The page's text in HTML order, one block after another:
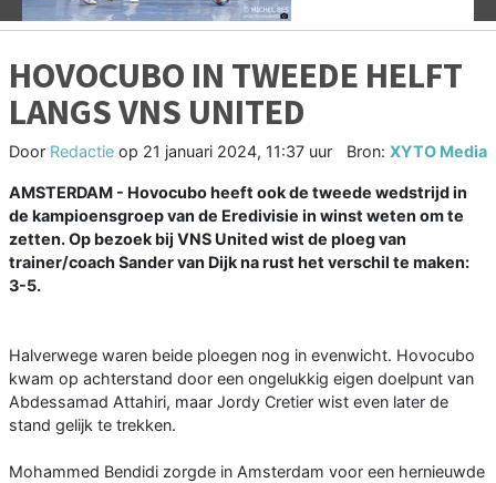
HOVOCUBO IN TWEEDE HELFT
LANGS VNS UNITED
Door Redactie op 21 januari 2024, 11:37 uur Bron: XYTO Media
AMSTERDAM - Hovocubo heeft ook de tweede wedstrijd in
de kampioensgroep van de Eredivisie in winst weten om te
zetten. Op bezoek bij VNS United wist de ploeg van
trainer/coach Sander van Dijk na rust het verschil te maken:
3-5.
Halverwege waren beide ploegen nog in evenwicht. Hovocubo
kwam op achterstand door een ongelukkig eigen doelpunt van
Abdessamad Attahiri, maar Jordy Cretier wist even later de
stand gelijk te trekken.
Mohammed Bendidi zorgde in Amsterdam voor een hernieuwde